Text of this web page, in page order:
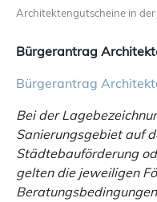
Architektengutscheine in
Bürgerantrag
Bürgerantrag
Bei der
Sanierungsgebiet auf
Städtebauförderung
gelten die jeweiligen